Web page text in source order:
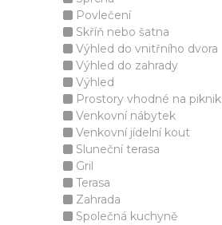
Povlečení
Skříň nebo šatna
Výhled do vnitřního dvora
Výhled do zahrady
Výhled
Prostory vhodné na piknik
Venkovní nábytek
Venkovní jídelní kout
Sluneční terasa
Gril
Terasa
Zahrada
Společná kuchyně